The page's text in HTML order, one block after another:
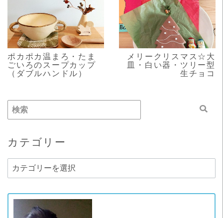
READ MORE
ポカポカ温まろ・たま
ごいろのスープカップ
（ダブルハンドル）
READ MORE
メリークリスマス☆大
皿・白い器・ツリー型
生チョコ
カテゴリー
カ
テ